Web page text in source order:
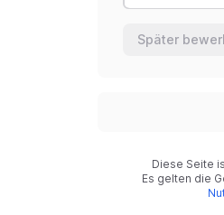
Später
Diese Seite
Es gelten die